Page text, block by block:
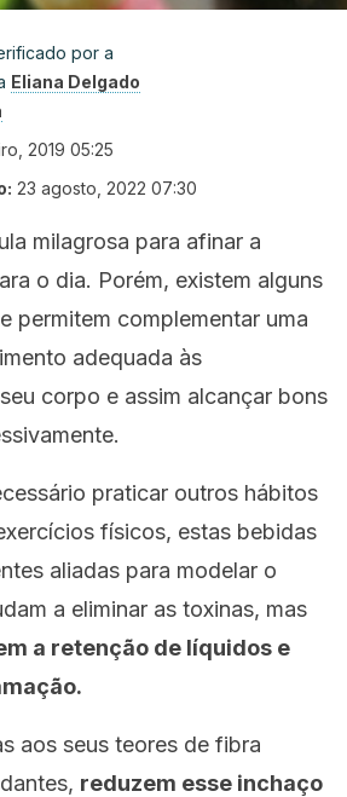
por a
Eliana Delgado
2019 05:25
23 agosto, 2022 07:30
milagrosa para afinar a
o dia. Porém, existem alguns
permitem complementar uma
adequada às
corpo e assim alcançar bons
praticar outros hábitos
físicos, estas bebidas
aliadas para modelar o
a eliminar as toxinas, mas
a retenção de líquidos e
aos seus teores de fibra
reduzem esse inchaço